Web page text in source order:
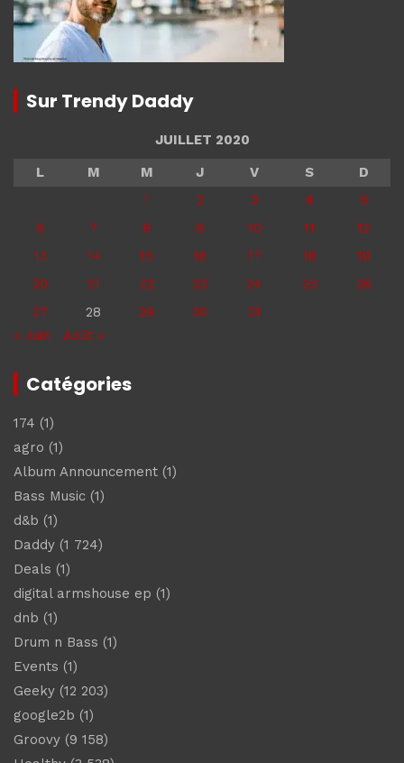
Sur Trendy Daddy
JUILLET 2020
L
M M J V S
D
1
2 3 4
5
6
7 8 9 10 11
12
13
14 15 16 17 18
19
20
21 22 23 24 25
26
27
28 29 30
31
« Juin
Août »
Catégories
174 (1)
agro (1)
Album Announcement (1)
Bass Music (1)
d&b (1)
Daddy (1 724)
Deals (1)
digital armshouse ep (1)
dnb (1)
Drum n Bass (1)
Events (1)
Geeky (12 203)
google2b (1)
Groovy (9 158)